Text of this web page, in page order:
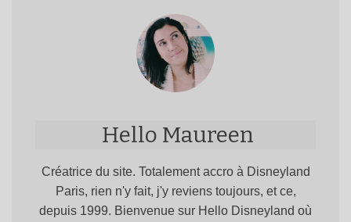
Hello Maureen
Créatrice du site. Totalement accro à Disneyland
Paris, rien n'y fait, j'y reviens toujours, et ce,
depuis 1999. Bienvenue sur Hello Disneyland où